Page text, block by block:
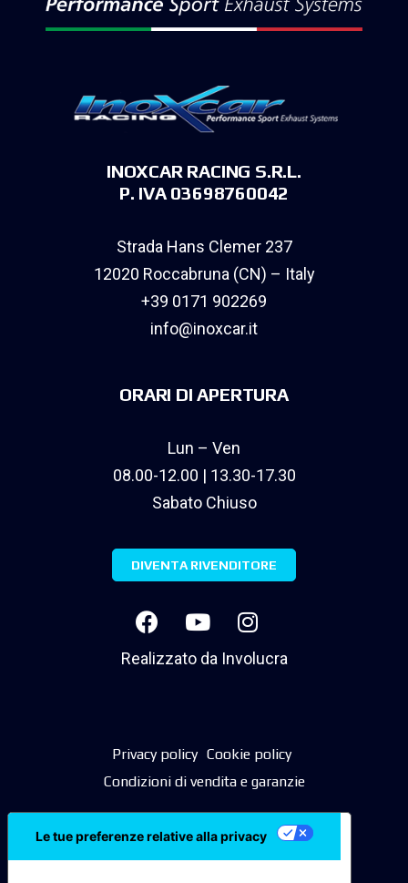
INOXCAR RACING S.R.L.
P. IVA 03698760042
Strada Hans Clemer 237
12020 Roccabruna (CN) – Italy
+39 0171 902269
info@inoxcar.it
ORARI DI APERTURA
Lun – Ven
08.00-12.00 | 13.30-17.30
Sabato Chiuso
DIVENTA RIVENDITORE
Realizzato da Involucra
Privacy policy Cookie policy
Condizioni di vendita e garanzie
Le tue preferenze relative alla privacy